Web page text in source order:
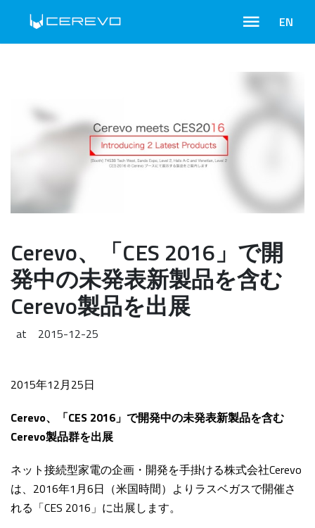
EN
Cerevo、「CES 2016」で開
発中の未発表新製品を含む
Cerevo製品を出展
at 2015-12-25
2015年12月25日
Cerevo、「CES 2016」で開発中の未発表新製品を含む
Cerevo製品群を出展
ネット接続型家電の企画・開発を手掛ける株式会社Cerevo
は、2016年1月6日（米国時間）よりラスベガスで開催さ
れる「CES 2016」に出展します。